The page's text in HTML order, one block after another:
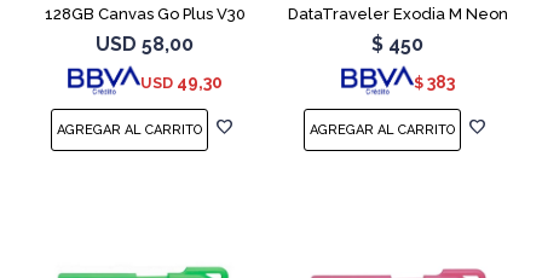
128GB Canvas Go Plus V30
USD 58,00
USD 49,30
DataTraveler Exodia M Neon
Blue
$ 450
$ 383